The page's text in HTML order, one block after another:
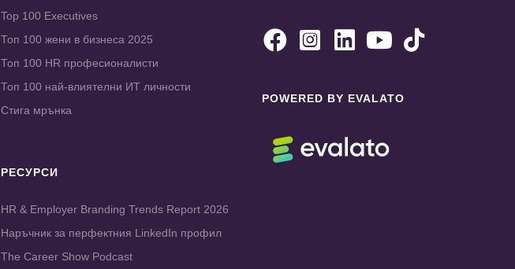
Top 100 Executives
Топ 100 жени в бизнеса 2025
Топ 100 HR професионалисти
Топ 100 най-влиятелни ИТ личности
Стига мрънка
РЕСУРСИ
HR & Employer Branding Trends Report 2026
Наръчник за перфектния LinkedIn профил
The Career Show Podcast
    
POWERED BY EVALATO